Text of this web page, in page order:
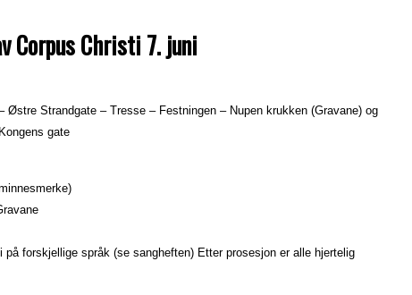
Corpus Christi 7. juni
Østre Strandgate – Tresse – Festningen – Nupen krukken (Gravane) og
gate
på forskjellige språk (se sangheften) Etter prosesjon er alle hjertelig